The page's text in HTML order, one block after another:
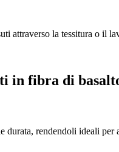
attraverso la tessitura o il
in fibra di
durata, rendendoli ideali